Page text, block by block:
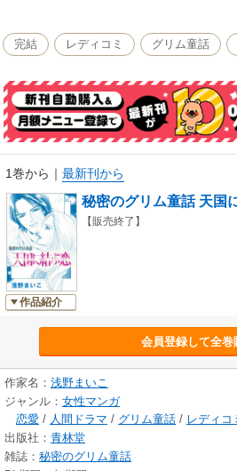
完結 レディコミ グリム童話
1巻から ｜ 最新刊から
作品紹介
秘密のグリム童話 天国
【販売終了】
会員登録して全巻
作家名： 浅野まいこ
ジャンル： 女性マンガ
恋愛 / 人間ドラマ / グリム童話 / レディコ
出版社： 青林堂
雑誌： 秘密のグリム童話